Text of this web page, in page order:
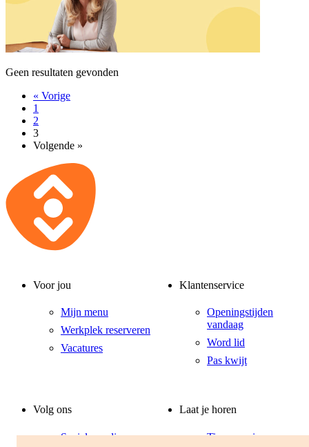
Geen resultaten gevonden
« Vorige
1
2
3
Volgende »
Voor jou
Mijn menu
Werkplek reserveren
Vacatures
Klantenservice
Openingstijden
vandaag
Word lid
Pas kwijt
Volg ons
Sociale media
Laat je horen
Tip voor nieuwe